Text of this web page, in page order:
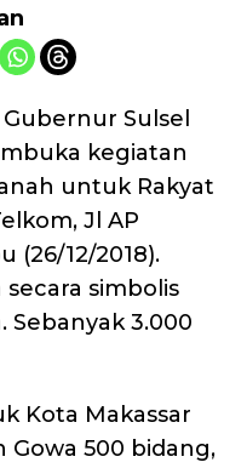
Gubernur Sulsel
kegiatan
untuk Rakyat
Jl AP
(26/12/2018).
simbolis
Sebanyak 3.000
Kota Makassar
Gowa 500 bidang,